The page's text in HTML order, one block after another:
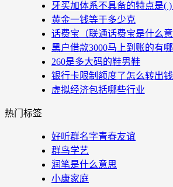
牙买加体系不具备的特点是(
黄金一钱等于多少克
话费宝（联通话费宝是什么
黑户借款3000马上到账的有
260是多大码的鞋男鞋
银行卡限制额度了怎么转出钱
虚拟经济包括哪些行业
热门标签
好听群名字青春友谊
群鸟学艺
润笔是什么意思
小康家庭